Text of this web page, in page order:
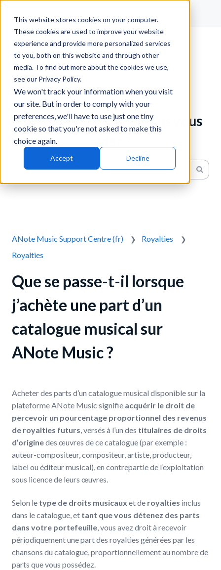
This website stores cookies on your computer.
These cookies are used to improve your website
experience and provide more personalized services
to you, both on this website and through other
media. To find out more about the cookies we use,
see our Privacy Policy.
We won't track your information when you visit
our site. But in order to comply with your
preferences, we'll have to use just one tiny
cookie so that you're not asked to make this
choice again.
Accept Decline
Comment pouvons-nous vous
Il n'y a aucune suggestion car le champ de recherche est
ANote Music Support Centre (fr)
Royalties
Royalties
Que se passe-t-il lorsque
j’achète une part d’un
catalogue musical sur
ANote Music ?
Acheter des parts d’un catalogue musical disponible sur la
plateforme ANote Music signifie acquérir le droit de
percevoir un pourcentage proportionnel des revenus
de royalties futurs , versés à l’un des titulaires de droits
d’originedes œuvres de ce catalogue (par exemple :
auteur-compositeur, compositeur, artiste, producteur,
label ou éditeur musical), en contrepartie de l’exploitation
sous licence de leurs œuvres.
Selon le type de droits musicaux et de royalties inclus
dans le catalogue, et tant que vous détenez des parts
dans votre portefeuille, vous avez droit à recevoir
périodiquement une part des royalties générées par les
chansons du catalogue, proportionnellement au nombre de
parts que vous possédez.